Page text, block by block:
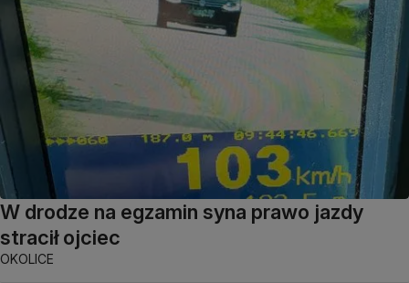
W drodze na egzamin syna prawo jazdy
stracił ojciec
OKOLICE